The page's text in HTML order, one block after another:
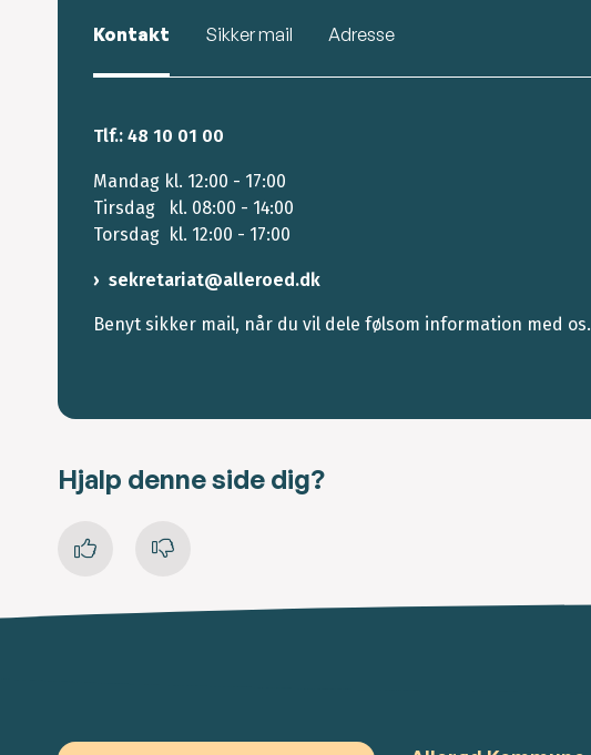
Kontakt Sikker mail Adresse
Tlf.: 48 10 01 00
Mandag kl. 12:00 - 17:00
Tirsdag kl. 08:00 - 14:00
Torsdag kl. 12:00 - 17:00
sekretariat@alleroed.dk
Benyt sikker mail, når du vil dele følsom information med os.
Hjalp denne side dig?